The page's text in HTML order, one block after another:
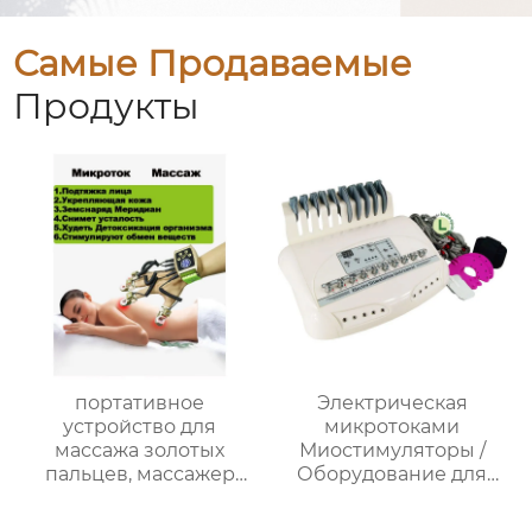
Самые Продаваемые
Продукты
портативное
устройство для
массажа золотых
пальцев, массажер
Электрическая
микротоками
Миостимуляторы /
Оборудование для